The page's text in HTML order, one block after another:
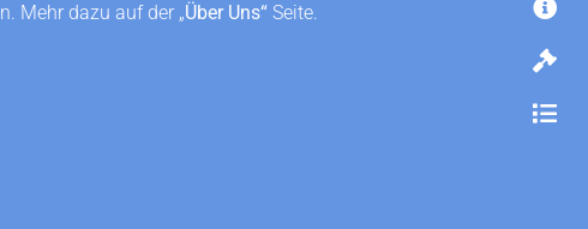
Mehr dazu auf der „Über Uns“ Seite.